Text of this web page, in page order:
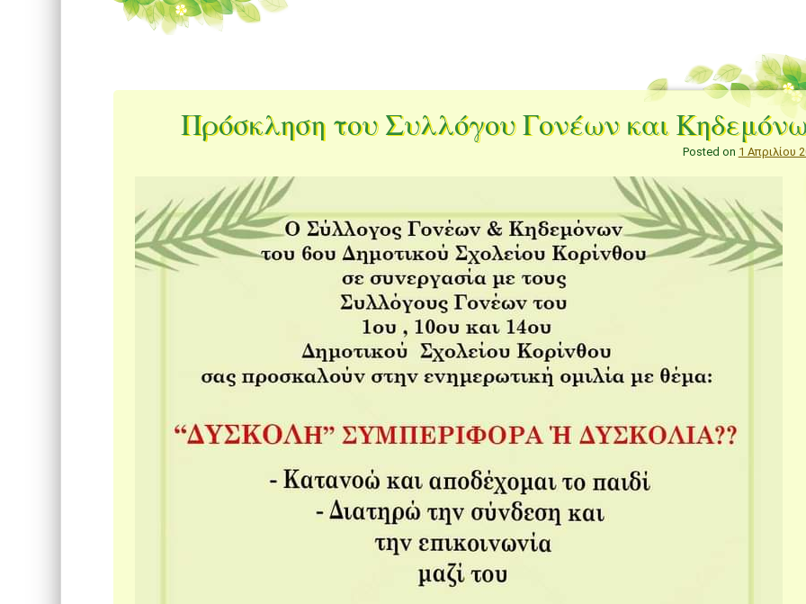
Πρόσκληση του Συλλόγου Γονέων και
Posted on 1 Απριλίου